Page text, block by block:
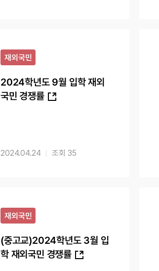
재외국민
2024학년도 9월 입학 재외
국민 경쟁률
2024.04.24 35
재외국민
(중고교)2024학년도 3월 입
학 재외국민 경쟁률